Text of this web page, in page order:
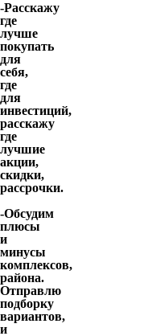
-Расскажу
где
лучше
покупать
для
себя,
где
для
инвестиций,
расскажу
где
лучшие
акции,
скидки,
рассрочки.
-Обсудим
плюсы
и
минусы
комплексов,
района.
Отправлю
подборку
вариантов,
и